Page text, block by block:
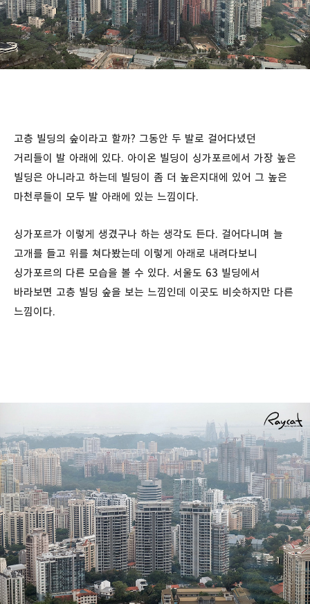
고층 빌딩의 숲이라고 할까? 그동안 두 발로 걸어다녔던
거리들이 발 아래에 있다. 아이온 빌딩이 싱가포르에서 가장 높은
빌딩은 아니라고 하는데 빌딩이 좀 더 높은지대에 있어 그 높은
마천루들이 모두 발 아래에 있는 느낌이다.
싱가포르가 이렇게 생겼구나 하는 생각도 든다. 걸어다니며 늘
고개를 들고 위를 쳐다봤는데 이렇게 아래로 내려다보니
싱가포르의 다른 모습을 볼 수 있다. 서울도 63 빌딩에서
바라보면 고층 빌딩 숲을 보는 느낌인데 이곳도 비슷하지만 다른
느낌이다.